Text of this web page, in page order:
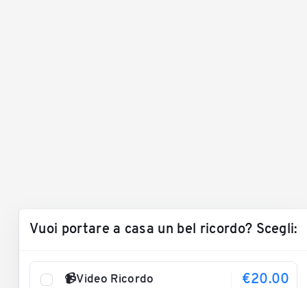
Vuoi portare a casa un bel ricordo? Scegli:
📹Video Ricordo €20.00